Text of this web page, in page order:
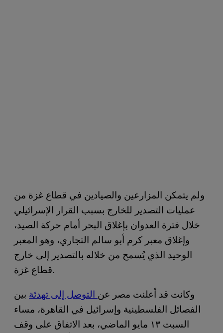
ولم يتمكن المزارعين والصيادين في قطاع غزة من
عمليات التصدير للخارج بسبب القرار الإسرائيلي
خلال فترة العدوان بإغلاق البحر أمام حركة الصيد،
وإغلاق معبر كرم أبو سالم التجاري، وهو المعبر
الوحيد الذي يُسمح من خلاله بالتصدير إلى خارج
قطاع غزة.
وكانت قد أعلنت مصر عن التوصل إلى تهدئة بين
الفصائل الفلسطينية وإسرائيل في القاهرة، مساء
السبت ١٣ مايو الماضي، بعد الاتفاق على وقف